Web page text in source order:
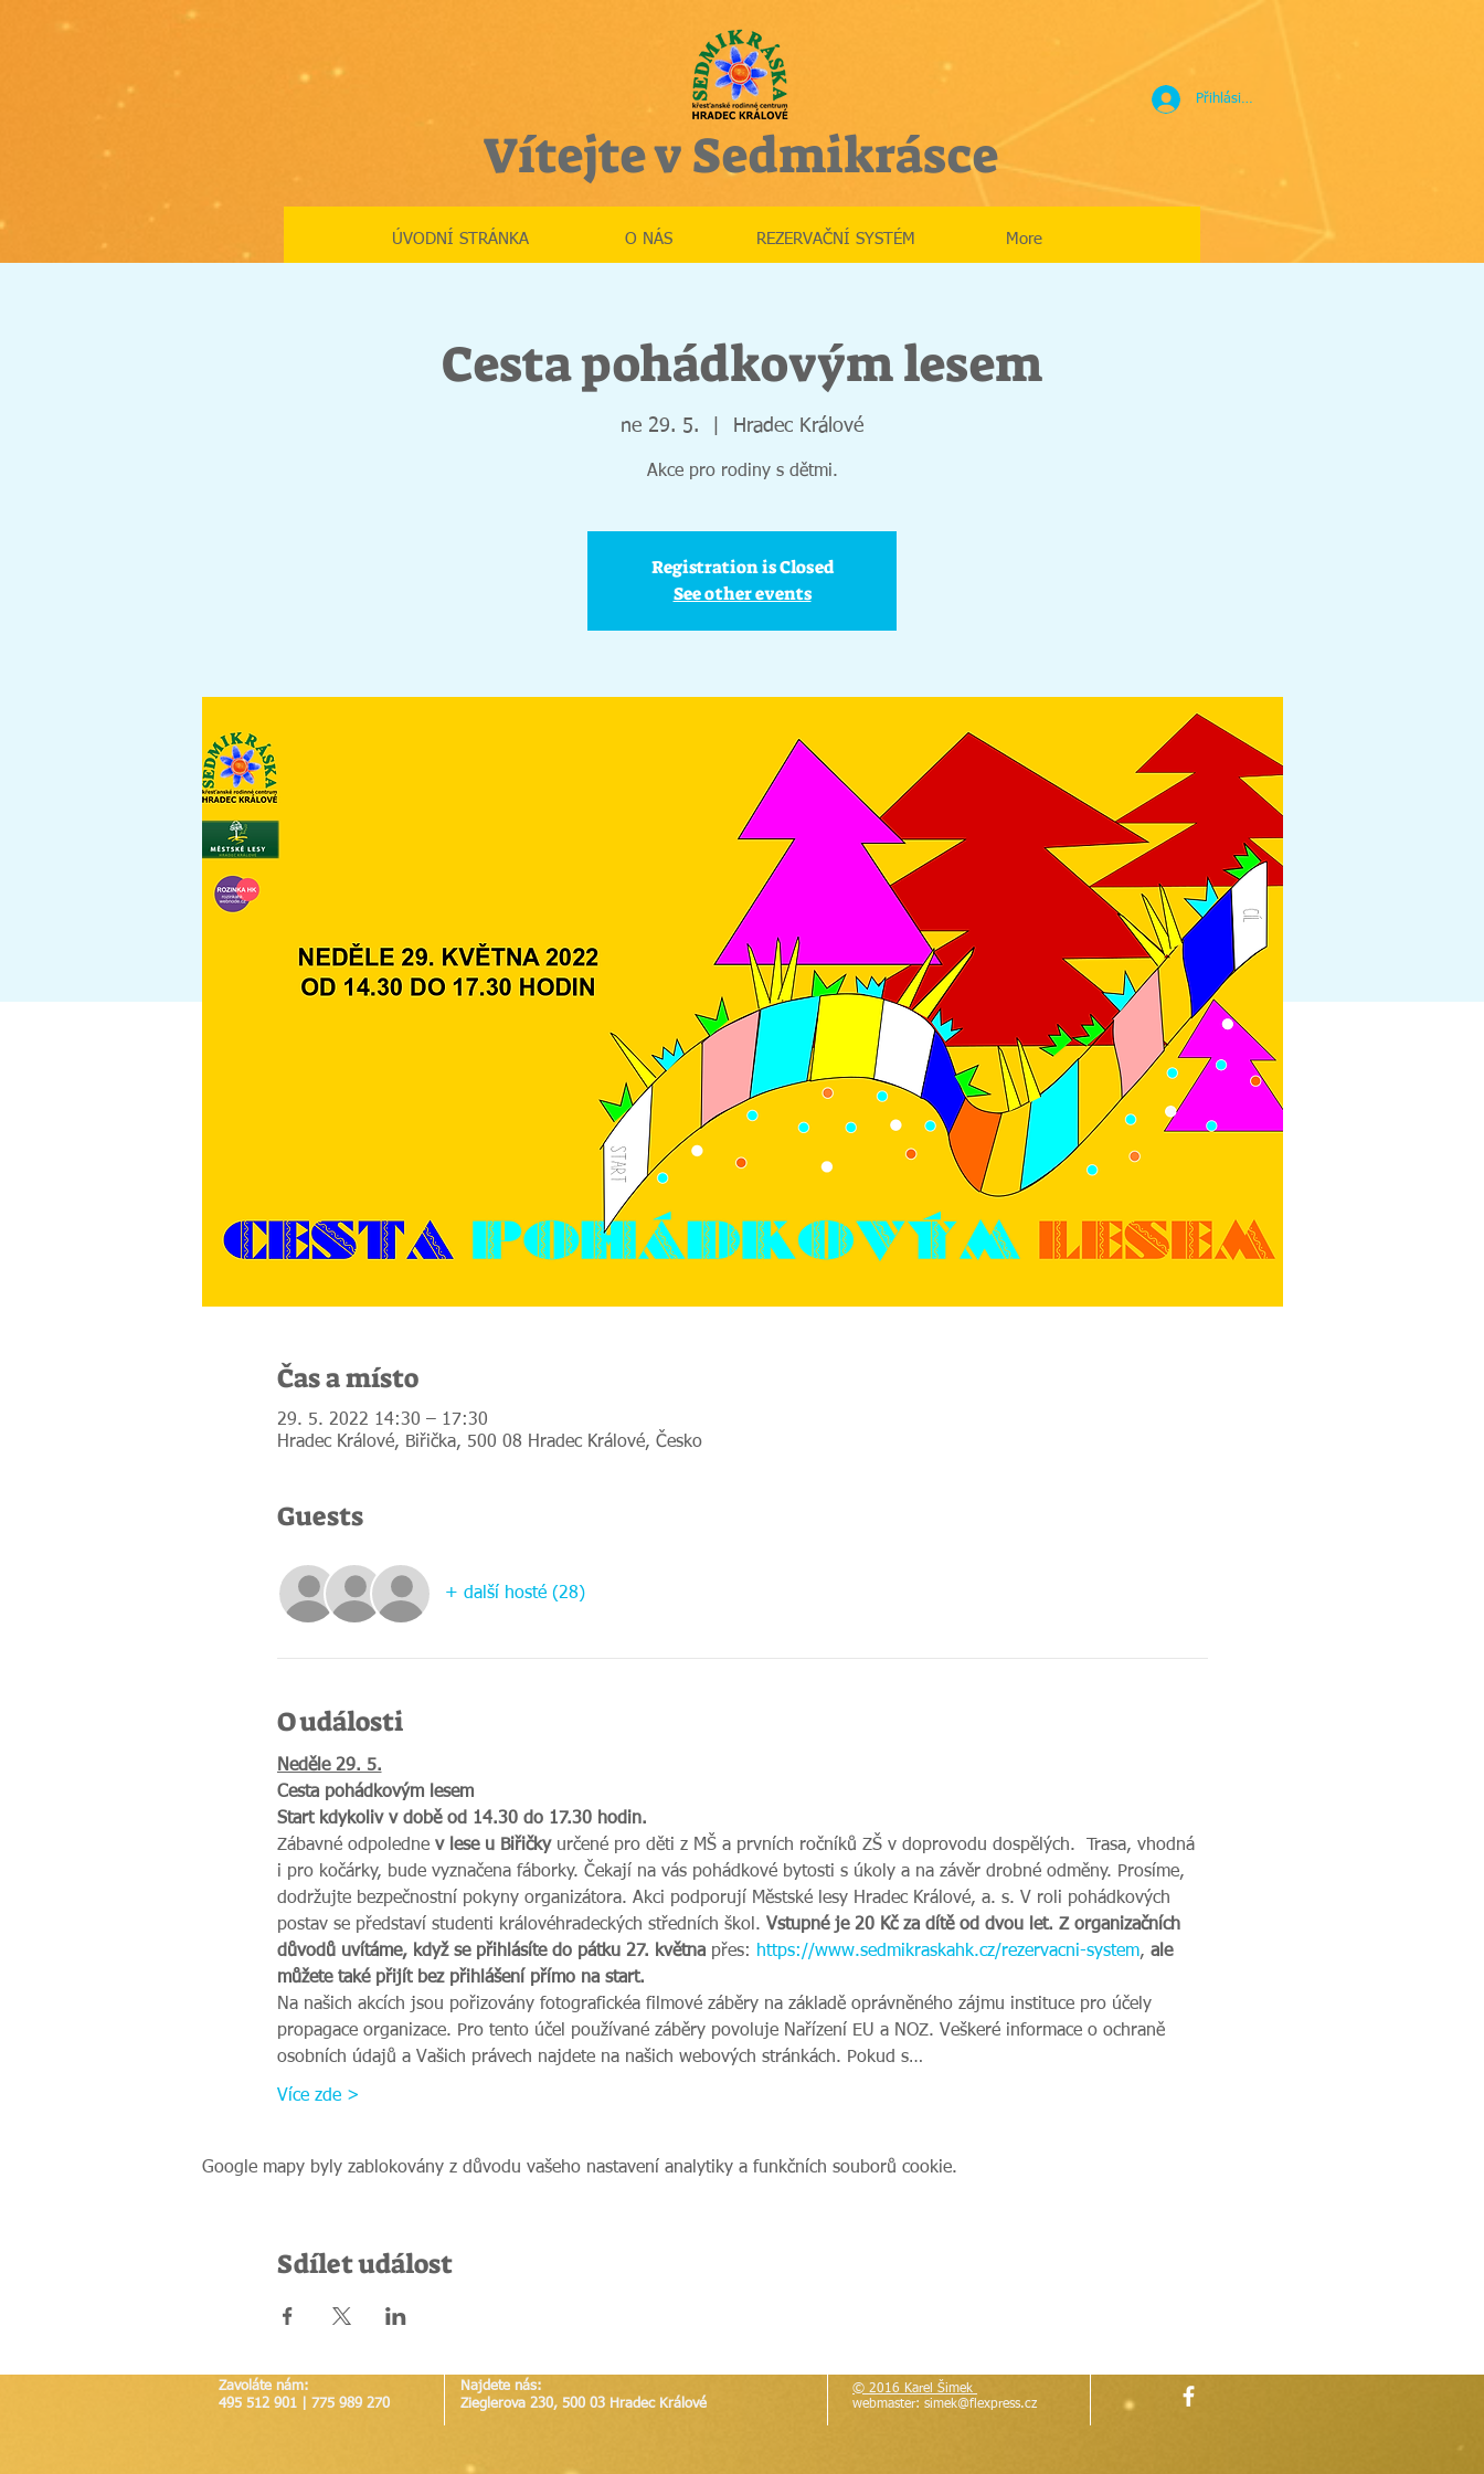
Přihlásit se
Vítejte v Sedmikrásce
ÚVODNÍ STRÁNKA O NÁS REZERVAČNÍ SYSTÉM More
Cesta pohádkovým lesem
ne 29. 5. Hradec Králové
Registration is Closed
See other events
Čas a místo
29. 5. 2022 14:30 – 17:30
Hradec Králové, Biřička, 500 08 Hradec Králové, Česko
Guests
+ další hosté (28)
O události
Neděle 29. 5.
Cesta pohádkovým lesem
Start kdykoliv v době od 14.30 do 17.30 hodin.
Zábavné odpoledne v lese u Biřičky určené pro děti z MŠ a prvních ročníků ZŠ v doprovodu dospělých.  Trasa, vhodná
i pro kočárky, bude vyznačena fáborky. Čekají na vás pohádkové bytosti s úkoly a na závěr drobné odměny. Prosíme,
dodržujte bezpečnostní pokyny organizátora. Akci podporují Městské lesy Hradec Králové, a. s. V roli pohádkových
postav se představí studenti královéhradeckých středních škol. Vstupné je 20 Kč za dítě od dvou let. Z organizačních
důvodů uvítáme, když se přihlásíte do pátku 27. května přes: https://www.sedmikraskahk.cz/rezervacni-system, ale
můžete také přijít bez přihlášení přímo na start.
Na našich akcích jsou pořizovány fotografickéa filmové záběry na základě oprávněného zájmu instituce pro účely
propagace organizace. Pro tento účel používané záběry povoluje Nařízení EU a NOZ. Veškeré informace o ochraně
osobních údajů a Vašich právech najdete na našich webových stránkách. Pokud s…
Více zde >
Google mapy byly zablokovány z důvodu vašeho nastavení analytiky a funkčních souborů cookie.
Sdílet událost
© 2016 Karel Šimek
webmaster: simek@flexpress.cz
Zavoláte nám:
495 512 901 | 775 989 270
Najdete nás:
Zieglerova 230, 500 03 Hradec Králové